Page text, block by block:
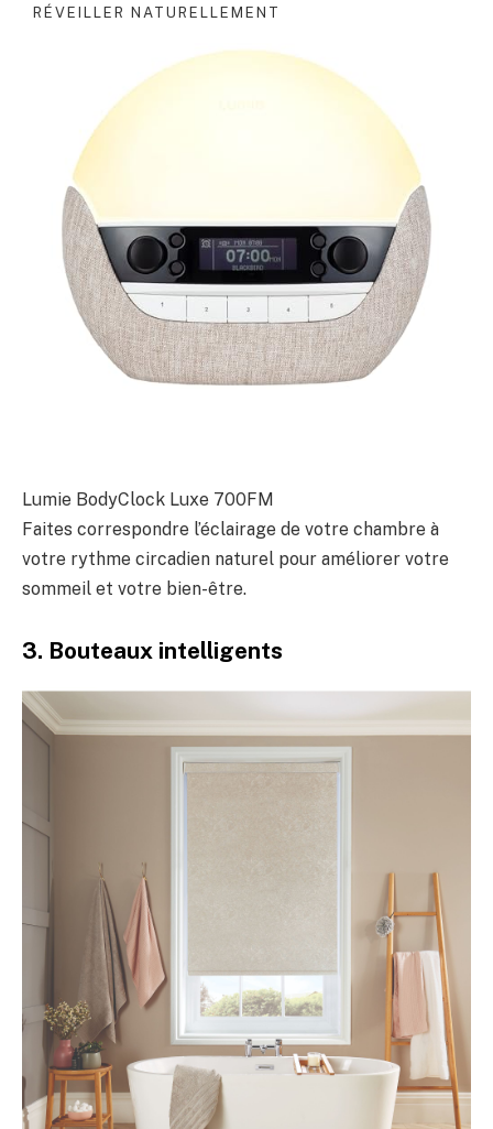
RÉVEILLER NATURELLEMENT
Lumie BodyClock Luxe 700FM
Faites correspondre l’éclairage de votre chambre à
votre rythme circadien naturel pour améliorer votre
sommeil et votre bien-être.
3. Bouteaux intelligents